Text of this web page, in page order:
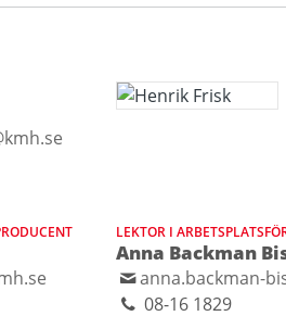
LEKTOR I
Anna Backman
anna.backman-
08-16 1829